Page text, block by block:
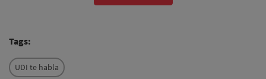
Tags:
UDI te habla